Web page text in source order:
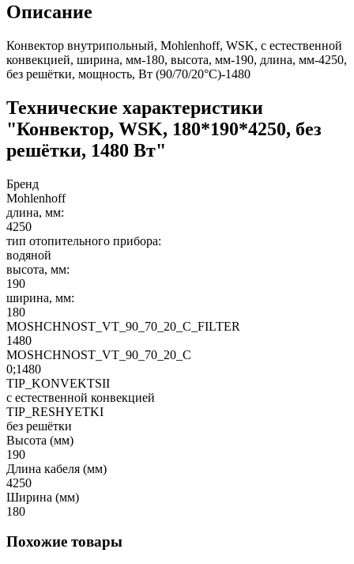
Описание
Конвектор внутрипольный, Mohlenhoff, WSK, с естественной
конвекцией, ширина, мм-180, высота, мм-190, длина, мм-4250,
без решётки, мощность, Вт (90/70/20°C)-1480
Технические характеристики
"Конвектор, WSK, 180*190*4250, без
решётки, 1480 Вт"
Бренд
Mohlenhoff
длина, мм:
4250
тип отопительного прибора:
водяной
высота, мм:
190
ширина, мм:
180
MOSHCHNOST_VT_90_70_20_C_FILTER
1480
MOSHCHNOST_VT_90_70_20_C
0;1480
TIP_KONVEKTSII
с естественной конвекцией
TIP_RESHYETKI
без решётки
Высота (мм)
190
Длина кабеля (мм)
4250
Ширина (мм)
180
Похожие товары